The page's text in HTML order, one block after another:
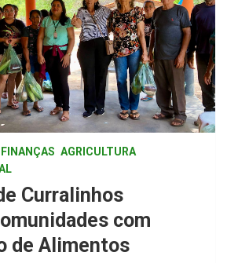
AGRICULTURA
Curralinhos
com
de Alimentos